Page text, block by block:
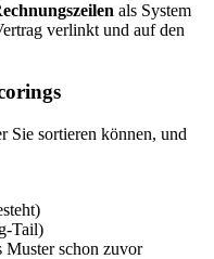
als System
verlinkt und auf den
Sie sortieren können, und
Muster schon zuvor